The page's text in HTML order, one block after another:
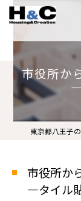
市役所か
市役所か
―タイル